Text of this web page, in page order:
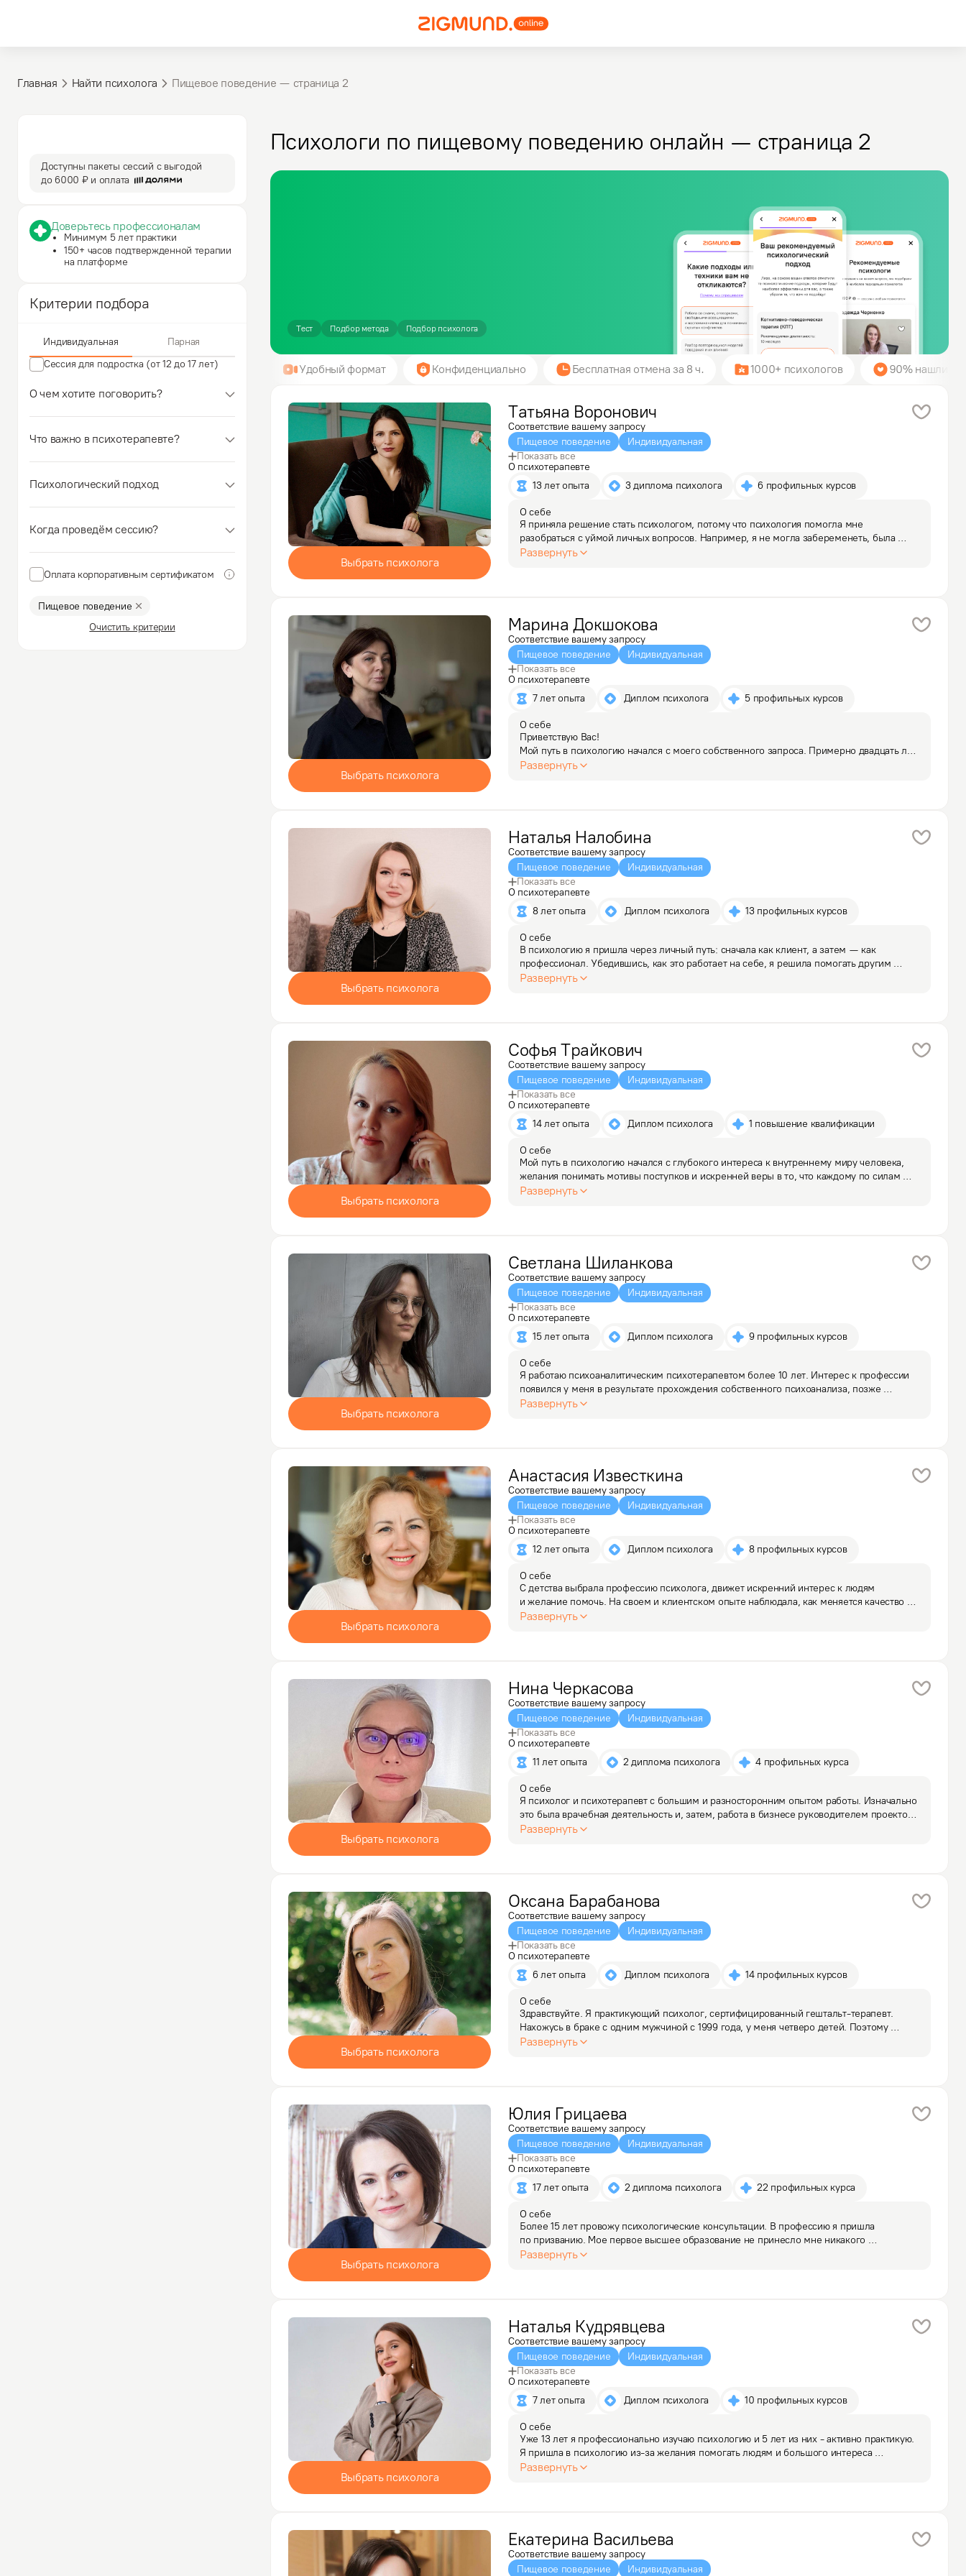
Главная Найти психолога Пищевое поведение — cтраница 2
Доступны пакеты сессий с выгодой
до6000 ₽и оплата
Доверьтесь профессионалам
Минимум 5 лет практики
150+ часов подтвержденной терапии
на платформе
Критерии подбора
Индивидуальная
Парная
Сессия для подростка (от 12 до 17 лет)
О чем хотите поговорить?
Что важно в психотерапевте?
Психологический подход
Когда проведём сессию?
Оплата корпоративным сертификатом
Пищевое поведение
Очистить критерии
Психологи по пищевому поведению онлайн — страница 2
Тест Подбор метода Подбор психолога
Удобный формат Конфиденциально Бесплатная отмена за 8 ч. 1000+ психологов 90% нашли
Выбрать психолога
Татьяна Воронович
Соответствие вашему запросу
Пищевое поведение
Индивидуальная
Показать все
О психотерапевте
13 лет опыта
3 диплома психолога 6 профильных курсов
О себе
Я приняла решение стать психологом, потому что психология помогла мне
разобраться с уймой личных вопросов. Например, я не могла забеременеть, была
фобия, плохие взаимоотношения с близкими, проблемы с лишним весом, переедание,
Развернуть
Выбрать психолога
Марина Докшокова
Соответствие вашему запросу
Пищевое поведение
Индивидуальная
Показать все
О психотерапевте
7 лет опыта
Диплом психолога 5 профильных курсов
О себе
Приветствую Вас!
Мой путь в психологию начался с моего собственного запроса. Примерно двадцать лет
назад я сама оказалась в тупике отношений и обратилась за помощью. Именно тогда
Развернуть
Выбрать психолога
Наталья Налобина
Соответствие вашему запросу
Пищевое поведение
Индивидуальная
Показать все
О психотерапевте
8 лет опыта
Диплом психолога 13 профильных курсов
О себе
В психологию я пришла через личный путь: сначала как клиент, а затем — как
профессионал. Убедившись, как это работает на себе, я решила помогать другим
проживать внутренние трансформации и сложности.
Развернуть
Выбрать психолога
Софья Трайкович
Соответствие вашему запросу
Пищевое поведение
Индивидуальная
Показать все
О психотерапевте
14 лет опыта
Диплом психолога 1 повышение квалификации
О себе
Мой путь в психологию начался с глубокого интереса к внутреннему миру человека,
желания понимать мотивы поступков и искренней веры в то, что каждому по силам
стать автором своей жизни.
Развернуть
Выбрать психолога
Светлана Шиланкова
Соответствие вашему запросу
Пищевое поведение
Индивидуальная
Показать все
О психотерапевте
15 лет опыта
Диплом психолога 9 профильных курсов
О себе
Я работаю психоаналитическим психотерапевтом более 10 лет. Интерес к профессии
появился у меня в результате прохождения собственного психоанализа, позже
впечатлили результаты работы в долговременной перспективе и возможность
Развернуть
Выбрать психолога
Анастасия Известкина
Соответствие вашему запросу
Пищевое поведение
Индивидуальная
Показать все
О психотерапевте
12 лет опыта
Диплом психолога 8 профильных курсов
О себе
С детства выбрала профессию психолога, движет искренний интерес к людям
и желание помочь. На своем и клиентском опыте наблюдала, как меняется качество
жизни и душевное равновесие. Даже при переживании травм и насилия, ощущении
Развернуть
Выбрать психолога
Нина Черкасова
Соответствие вашему запросу
Пищевое поведение
Индивидуальная
Показать все
О психотерапевте
11 лет опыта
2 диплома психолога 4 профильных курса
О себе
Я психолог и психотерапевт с большим и разносторонним опытом работы. Изначально
это была врачебная деятельность и, затем, работа в бизнесе руководителем проектов -
с освоением и реализацией бизнес-подходов и стратегий. Работая врачом увидела
Развернуть
Выбрать психолога
Оксана Барабанова
Соответствие вашему запросу
Пищевое поведение
Индивидуальная
Показать все
О психотерапевте
6 лет опыта
Диплом психолога 14 профильных курсов
О себе
Здравствуйте. Я практикующий психолог, сертифицированный гештальт-терапевт.
Нахожусь в браке с одним мужчиной с 1999 года, у меня четверо детей. Поэтому
не понаслышке знаю о кризисах семейной жизни, возрастных кризисах, связанных
Развернуть
Выбрать психолога
Юлия Грицаева
Соответствие вашему запросу
Пищевое поведение
Индивидуальная
Показать все
О психотерапевте
17 лет опыта
2 диплома психолога 22 профильных курса
О себе
Более 15 лет провожу психологические консультации. В профессию я пришла
по призванию. Мое первое высшее образование не принесло мне никакого
удовлетворения, и я решила освоить профессию, в которой чувствовала себя
Развернуть
Выбрать психолога
Наталья Кудрявцева
Соответствие вашему запросу
Пищевое поведение
Индивидуальная
Показать все
О психотерапевте
7 лет опыта
Диплом психолога 10 профильных курсов
О себе
Уже 13 лет я профессионально изучаю психологию и 5 лет из них - активно практикую.
Я пришла в психологию из-за желания помогать людям и большого интереса
к профессии.
Развернуть
Екатерина Васильева
Соответствие вашему запросу
Пищевое поведение
Индивидуальная